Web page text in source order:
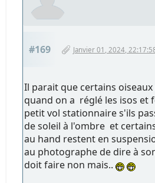
#169 Janvier 01, 2024,
Il parait que certains
quand on a réglé les isos et
petit vol stationnaire s'ils
de soleil à l'ombre et
au hand restent en
au photographe de dire à
doit faire non mais..